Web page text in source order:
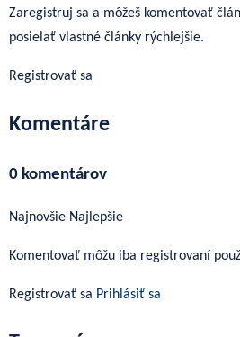
Zaregistruj sa a môžeš komentovať
posielať vlastné články rýchlejšie.
Registrovať sa
Komentáre
0 komentárov
Najnovšie Najlepšie
Komentovať môžu iba registrovaní
Registrovať sa Prihlásiť sa